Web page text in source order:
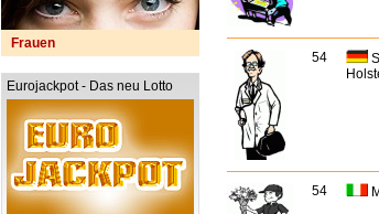
Frauen
Eurojackpot - Das neu Lotto
54
54